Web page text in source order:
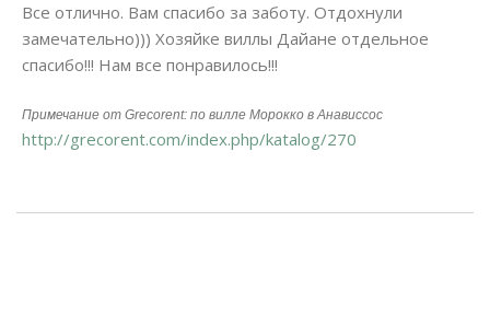
Все отлично. Вам спасибо за заботу. Отдохнули
замечательно))) Хозяйке виллы Дайане отдельное
спасибо!!! Нам все понравилось!!!
Примечание от Grecorent: по вилле Морокко в Анависсос
http://grecorent.com/index.php/katalog/270